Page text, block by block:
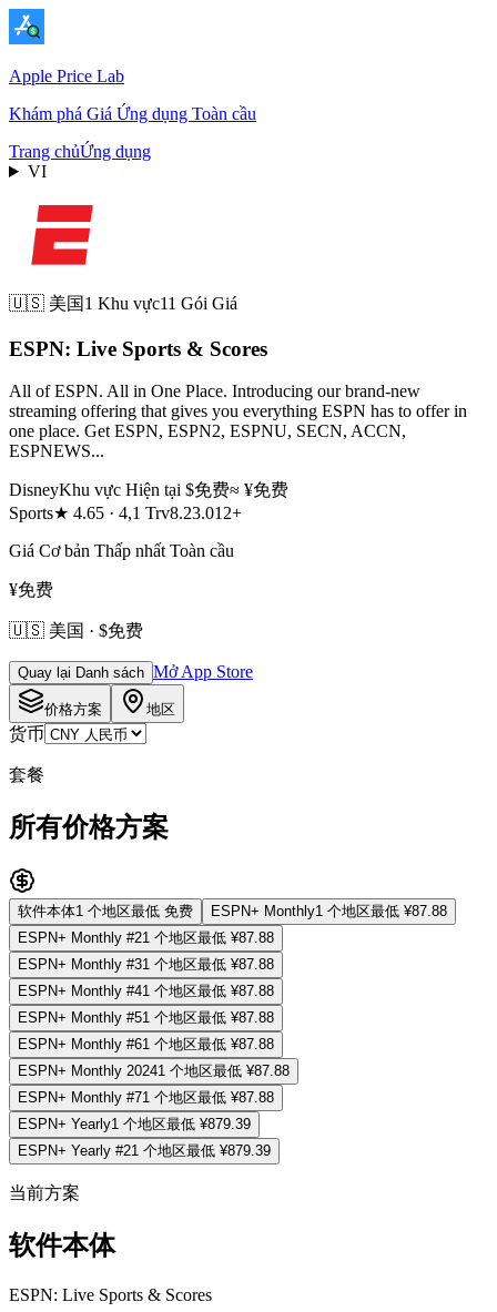
Apple Price Lab
Khám phá Giá Ứng dụng Toàn cầu
Trang chủỨng dụng
VI
🇺🇸 美国1 Khu vực11 Gói Giá
ESPN: Live Sports & Scores
All of ESPN. All in One Place. Introducing our brand-new
streaming offering that gives you everything ESPN has to offer in
one place. Get ESPN, ESPN2, ESPNU, SECN, ACCN,
ESPNEWS...
DisneyKhu vực Hiện tại $免费≈ ¥免费
Sports★ 4.65 · 4,1 Trv8.23.012+
Giá Cơ bản Thấp nhất Toàn cầu
¥免费
🇺🇸 美国 · $免费
Quay lại Danh sách Mở App Store
价格方案 地区
货币
套餐
所有价格方案
软件本体1 个地区最低 免费 ESPN+ Monthly1 个地区最低 ¥87.88
ESPN+ Monthly #21 个地区最低 ¥87.88
ESPN+ Monthly #31 个地区最低 ¥87.88
ESPN+ Monthly #41 个地区最低 ¥87.88
ESPN+ Monthly #51 个地区最低 ¥87.88
ESPN+ Monthly #61 个地区最低 ¥87.88
ESPN+ Monthly 20241 个地区最低 ¥87.88
ESPN+ Monthly #71 个地区最低 ¥87.88
ESPN+ Yearly1 个地区最低 ¥879.39
ESPN+ Yearly #21 个地区最低 ¥879.39
当前方案
软件本体
ESPN: Live Sports & Scores